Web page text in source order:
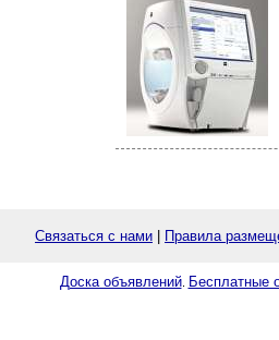
Связаться с нами Правила
Доска объявлений. Бесплатные